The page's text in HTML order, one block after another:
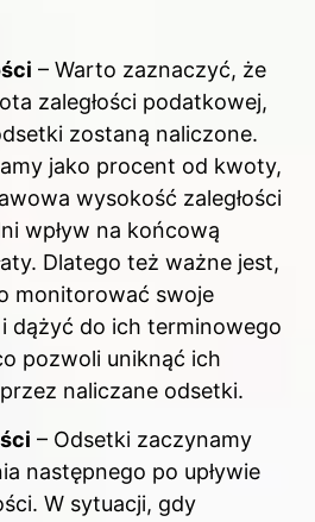
– Warto zaznaczyć, że
zaległości podatkowej,
zostaną naliczone.
jako procent od kwoty,
wysokość zaległości
wpływ na końcową
Dlatego też ważne jest,
monitorować swoje
dążyć do ich terminowego
pozwoli uniknąć ich
naliczane odsetki.
– Odsetki zaczynamy
następnego po upływie
W sytuacji, gdy